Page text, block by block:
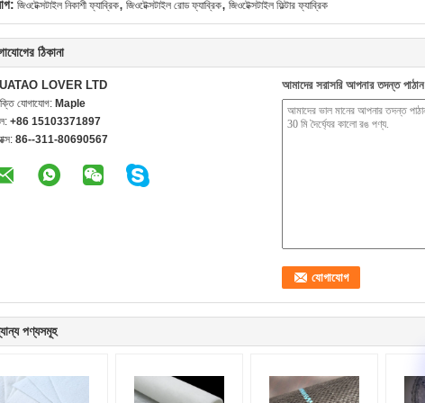
জিওটেক্সটাইল নিকাশী ফ্যাব্রিক, জিওটেক্সটাইল রোড ফ্যাব্রিক, জিওটেক্সটাইল ফিল্টার ফ্যাব্রিক
ঠিকানা
LOVER LTD
যোগাযোগ: Maple
+86 15103371897
86--311-80690567
আমাদের সরাসরি আপনার তদন্ত পাঠান
পণ্যসমূহ